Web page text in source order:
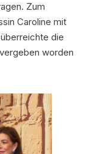
Zum
Caroline mit
die
worden